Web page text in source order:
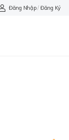
Đăng Nhập / Đăng Ký